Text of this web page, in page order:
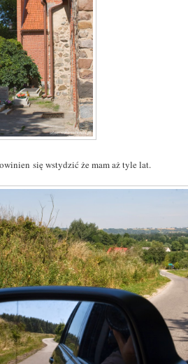
się wstydzić że mam aż tyle lat.